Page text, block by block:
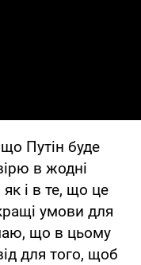
Video
Путін буде
в жодні
і в те, що це
умови для
що в цьому
для того, щоб